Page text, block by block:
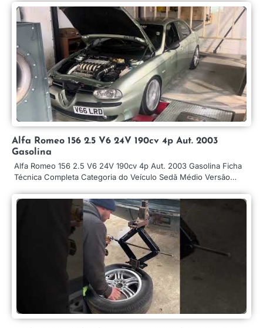
Alfa Romeo 156 2.5 V6 24V 190cv 4p Aut. 2003
Gasolina
Alfa Romeo 156 2.5 V6 24V 190cv 4p Aut. 2003 Gasolina Ficha
Técnica Completa Categoria do Veículo Sedã Médio Versão…